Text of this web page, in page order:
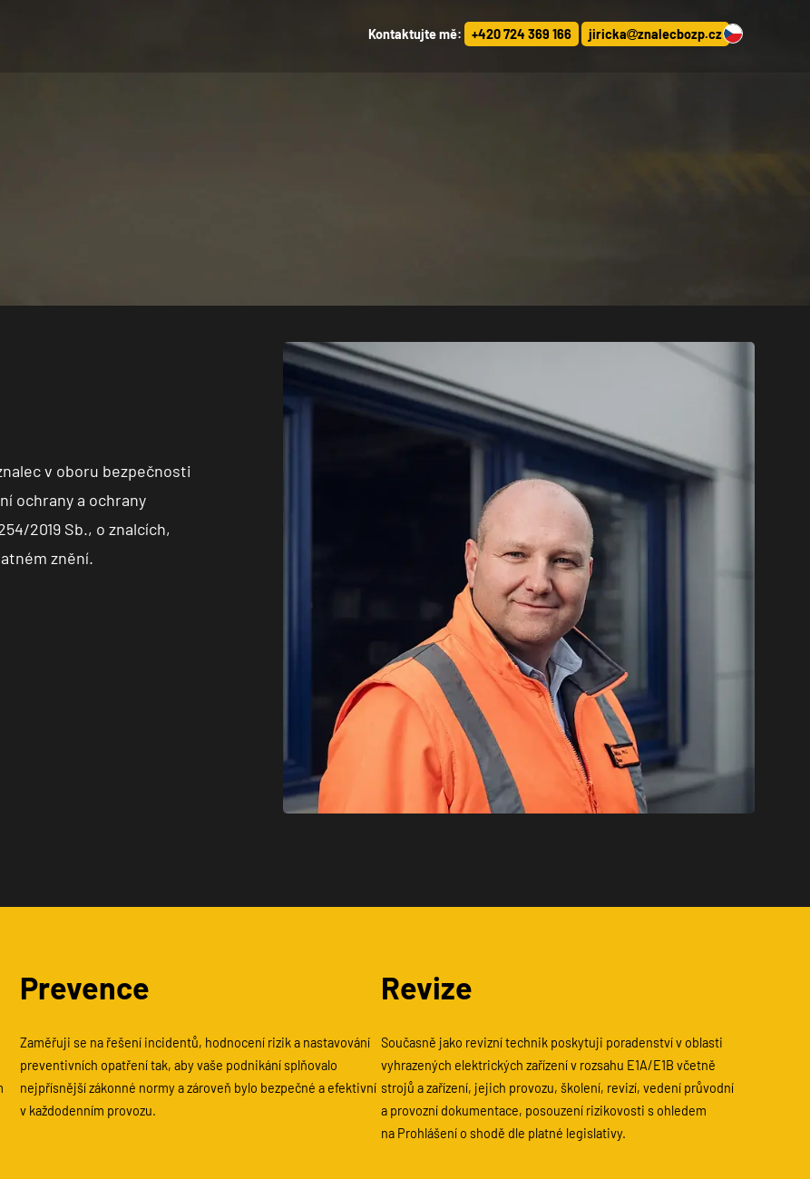
Kontaktujte mě: +420 724 369 166 jiricka znalecbozp.cz
v oboru bezpečnosti
ochrany a ochrany
2019 Sb., o znalcích,
znění.
Prevence
Zaměřuji se na řešení incidentů, hodnocení rizik a nastavování
preventivních opatření tak, aby vaše podnikání splňovalo
nejpřísnější zákonné normy a zároveň bylo bezpečné a efektivní
v každodenním provozu.
Revize
Současně jako revizní technik poskytuji poradenství v oblasti
vyhrazených elektrických zařízení v rozsahu E1A/E1B včetně
strojů a zařízení, jejich provozu, školení, revizí, vedení průvodní
a provozní dokumentace, posouzení rizikovosti s ohledem
na Prohlášení o shodě dle platné legislativy.